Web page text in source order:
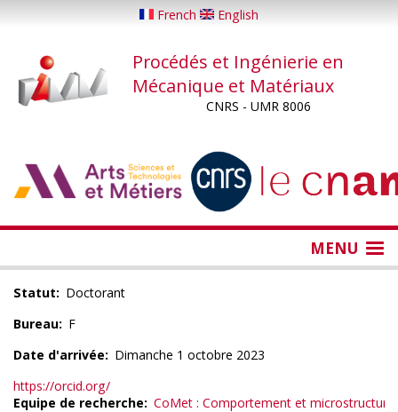
principal
French English
Procédés et Ingénierie en
Mécanique et Matériaux
CNRS - UMR 8006
MENU
Statut
Doctorant
Bureau
F
Date d'arrivée
Dimanche 1 octobre 2023
https://orcid.org/
Equipe de recherche
CoMet : Comportement et microstructure